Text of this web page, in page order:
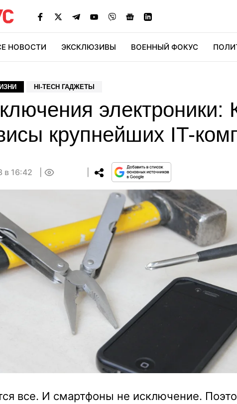
НОВОСТИ ЭКСКЛЮЗИВЫ ВОЕННЫЙ ФОКУС
HI-TECH ГАДЖЕТЫ
электроники:
крупнейших IT-
в 16:42
все. И смартфоны не исключение.